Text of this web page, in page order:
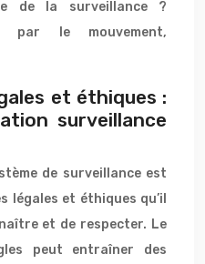
de la surveillance ?
par le mouvement,
et éthiques :
surveillance
de surveillance est
légales et éthiques qu’il
et de respecter. Le
peut entraîner des